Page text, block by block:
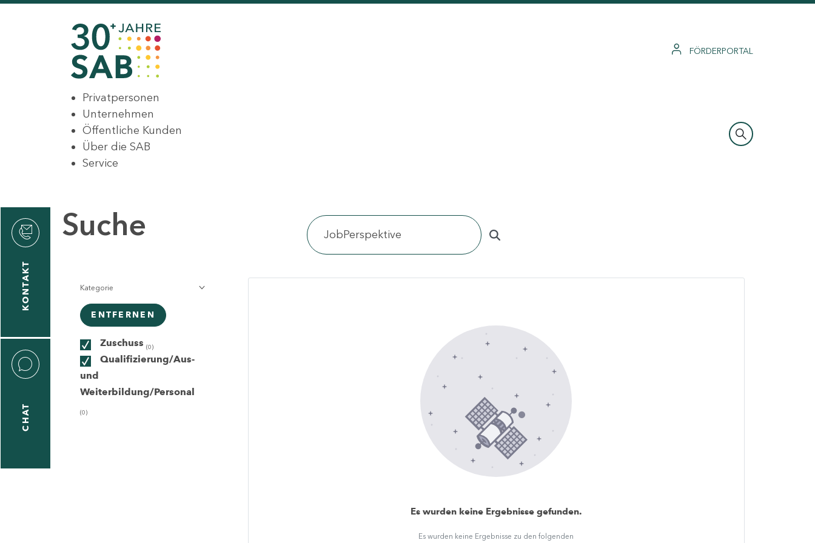
FÖRDERPORTAL
Privatpersonen
Unternehmen
Öffentliche Kunden
Über die SAB
Service
KONTAKT
CHAT
Suche
Kategorie
ENTFERNEN
Zuschuss (0)
Qualifizierung/Aus-
und
Weiterbildung/Personal
(0)
Es wurden keine Ergebnisse gefunden.
Es wurden keine Ergebnisse zu den folgenden